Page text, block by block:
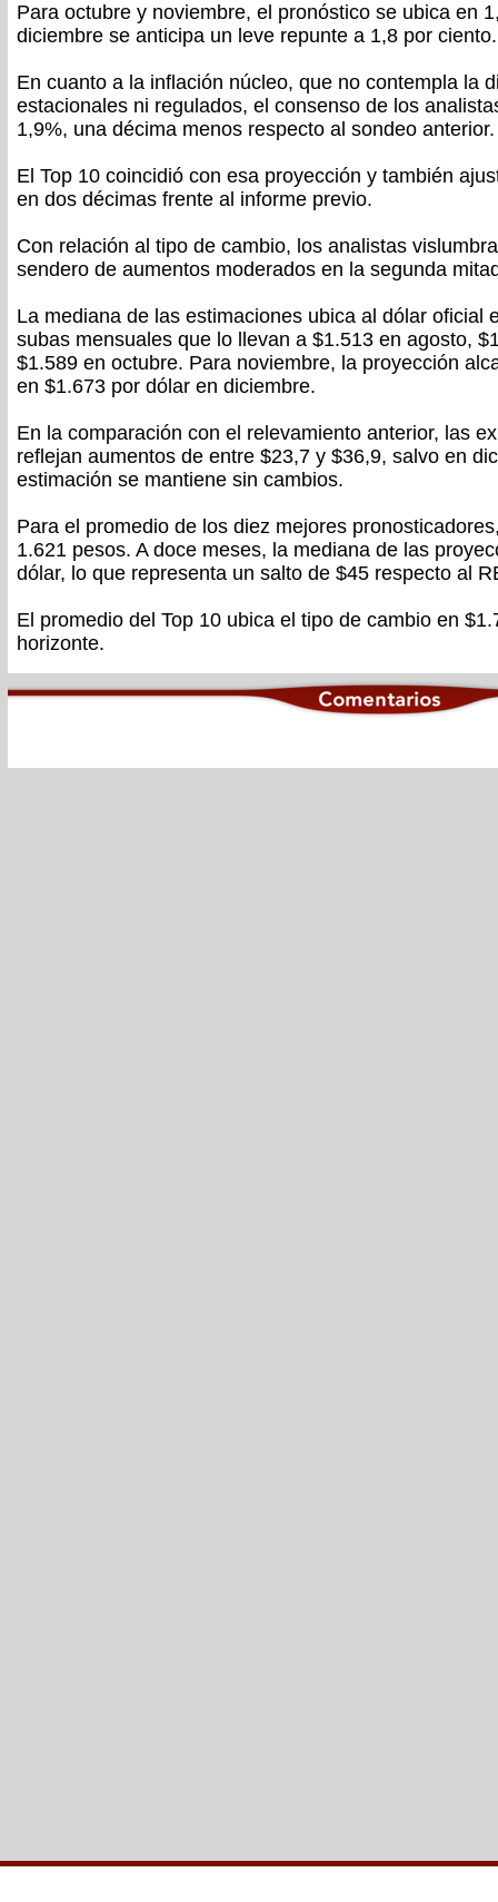
Para octubre y noviembre, el pronóstico se ubica en
diciembre se anticipa un leve repunte a 1,8 por ciento.
En cuanto a la inflación núcleo, que no contempla la
estacionales ni regulados, el consenso de los
1,9%, una décima menos respecto al sondeo anterior.
El Top 10 coincidió con esa proyección y también
en dos décimas frente al informe previo.
Con relación al tipo de cambio, los analistas
sendero de aumentos moderados en la segunda
La mediana de las estimaciones ubica al dólar oficial
subas mensuales que lo llevan a $1.513 en agosto,
$1.589 en octubre. Para noviembre, la proyección
en $1.673 por dólar en diciembre.
En la comparación con el relevamiento anterior, las
reflejan aumentos de entre $23,7 y $36,9, salvo en
estimación se mantiene sin cambios.
Para el promedio de los diez mejores
1.621 pesos. A doce meses, la mediana de las
dólar, lo que representa un salto de $45 respecto al
El promedio del Top 10 ubica el tipo de cambio en
horizonte.